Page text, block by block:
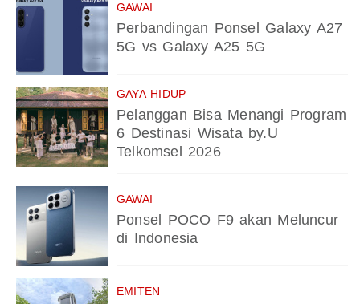
GAWAI
Perbandingan Ponsel Galaxy A27
5G vs Galaxy A25 5G
GAYA HIDUP
Pelanggan Bisa Menangi Program
6 Destinasi Wisata by.U
Telkomsel 2026
GAWAI
Ponsel POCO F9 akan Meluncur
di Indonesia
EMITEN